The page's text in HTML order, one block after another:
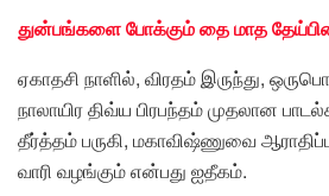
துன்பங்களை போக்கும் தை மாத
ஏகாதசி நாளில், விரதம் இருந்து,
நாலாயிர திவ்ய பிரபந்தம் முதலான
தீர்த்தம் பருகி, மகாவிஷ்ணுவை
வாரி வழங்கும் என்பது ஐதீகம்.